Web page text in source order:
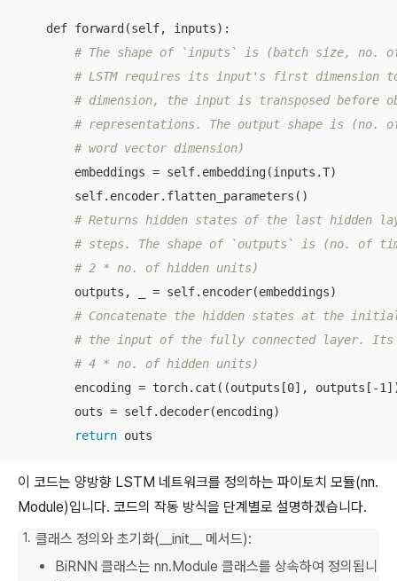
    def forward(self, inputs):
# The shape of `inputs` is (batch size, no.
# LSTM requires its input's first dimension
# dimension, the input is transposed before
# representations. The output shape is (no.
# word vector dimension)
        embeddings = self.embedding(inputs.T)
        self.encoder.flatten_parameters()
# Returns hidden states of the last hidden
# steps. The shape of `outputs` is (no. of
# 2 * no. of hidden units)
        outputs, _ = self.encoder(embeddings)
# Concatenate the hidden states at the
# the input of the fully connected layer. Its
# 4 * no. of hidden units)
encoding = torch.cat((outputs[0], outputs[-
        outs = self.decoder(encoding)
return outs
이 코드는 양방향 LSTM 네트워크를 정의하는 파이토치 모듈(nn.
Module)입니다. 코드의 작동 방식을 단계별로 설명하겠습니다.
클래스 정의와 초기화(__init__ 메서드):
BiRNN 클래스는 nn.Module 클래스를 상속하여 정의됩니